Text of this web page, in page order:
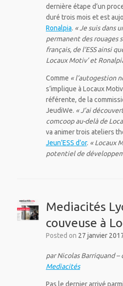
dernière étape d’un
duré trois mois et est
Ronalpia. « Je suis dans
permanent des rouages
français, de l’ESS ainsi
Locaux Motiv’ et
Comme « l’autogestion
s’implique à Locaux
référente, de la
JeudiWe. « J’ai
comcoop au-delà de
va animer trois ateliers
Jeun’ESS d’or. « Locaux
potentiel de
Mediacités
couveuse à
Posted on 27 janvier
par Nicolas Barriquand
Mediacités
Pas le dernier arrivé